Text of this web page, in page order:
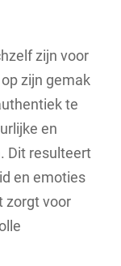
zijn voor
zijn gemak
te
en
Dit resulteert
en emoties
zorgt voor